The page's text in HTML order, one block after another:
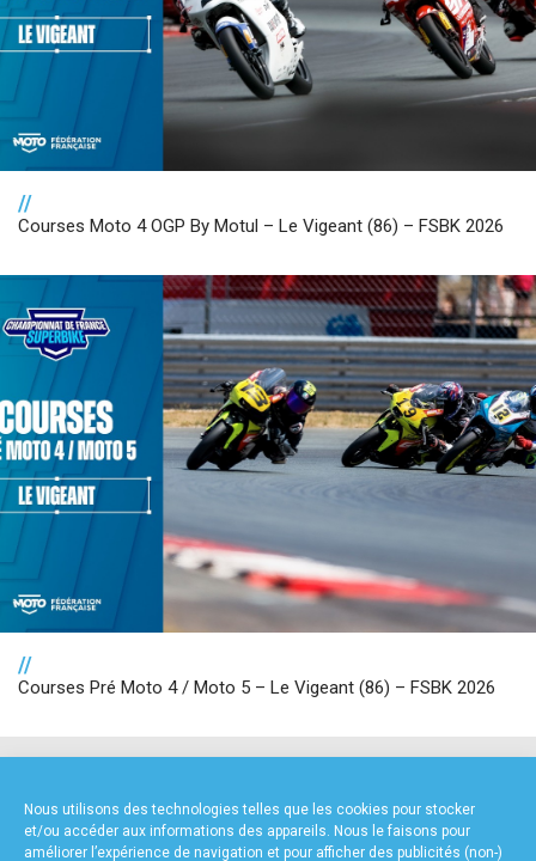
Nous utilisons des technologies telles que les cookies pour stocker
et/ou accéder aux informations des appareils. Nous le faisons pour
améliorer l’expérience de navigation et pour afficher des publicités (non-)
//
Courses Moto 4 OGP By Motul – Le Vigeant (86) – FSBK 2026
//
Courses Pré Moto 4 / Moto 5 – Le Vigeant (86) – FSBK 2026